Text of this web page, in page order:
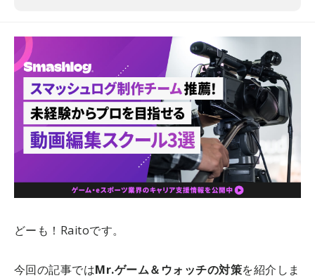
どーも！Raitoです。
今回の記事ではMr.ゲーム＆ウォッチの対策を紹介しま